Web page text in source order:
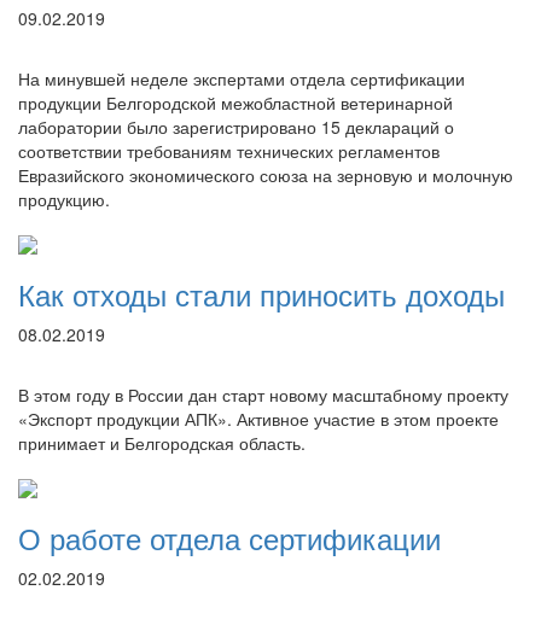
09.02.2019
На минувшей неделе экспертами отдела сертификации
продукции Белгородской межобластной ветеринарной
лаборатории было зарегистрировано 15 деклараций о
соответствии требованиям технических регламентов
Евразийского экономического союза на зерновую и молочную
продукцию.
Как отходы стали приносить доходы
08.02.2019
В этом году в России дан старт новому масштабному проекту
«Экспорт продукции АПК». Активное участие в этом проекте
принимает и Белгородская область.
О работе отдела сертификации
02.02.2019